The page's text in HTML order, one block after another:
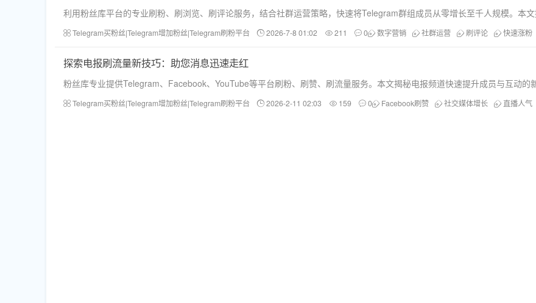
利用粉丝库平台的专业刷粉、刷浏览、刷评论服务，结合社群运营策略，快速将Telegram群组成员从零增长至千人规模。本
Telegram买粉丝|Telegram增加粉丝|Telegram刷粉平台 2026-7-8 01:02 211 0 数字营销 社群运营 刷评论 快速涨粉
探索电报刷流量新技巧：助您消息迅速走红
粉丝库专业提供Telegram、Facebook、YouTube等平台刷粉、刷赞、刷流量服务。本文揭秘电报频道快速提升成员与互动的
Telegram买粉丝|Telegram增加粉丝|Telegram刷粉平台 2026-2-11 02:03 159 0 Facebook刷赞 社交媒体增长 直播人气